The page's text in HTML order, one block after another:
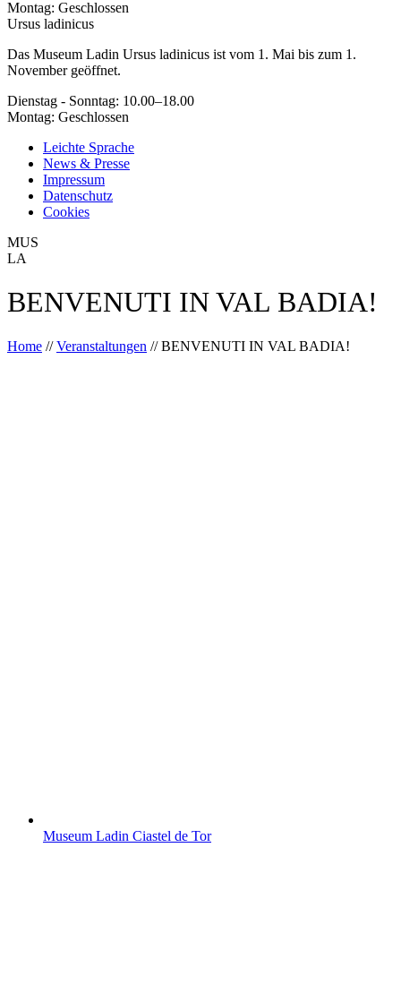
Montag: Geschlossen
Ursus ladinicus
Das Museum Ladin Ursus ladinicus ist vom 1. Mai bis zum 1.
November geöffnet.
Dienstag - Sonntag: 10.00–18.00
Montag: Geschlossen
Leichte Sprache
News & Presse
Impressum
Datenschutz
Cookies
MUS
LA
BENVENUTI IN VAL BADIA!
Home //Veranstaltungen //BENVENUTI IN VAL BADIA!
Museum Ladin Ciastel de Tor